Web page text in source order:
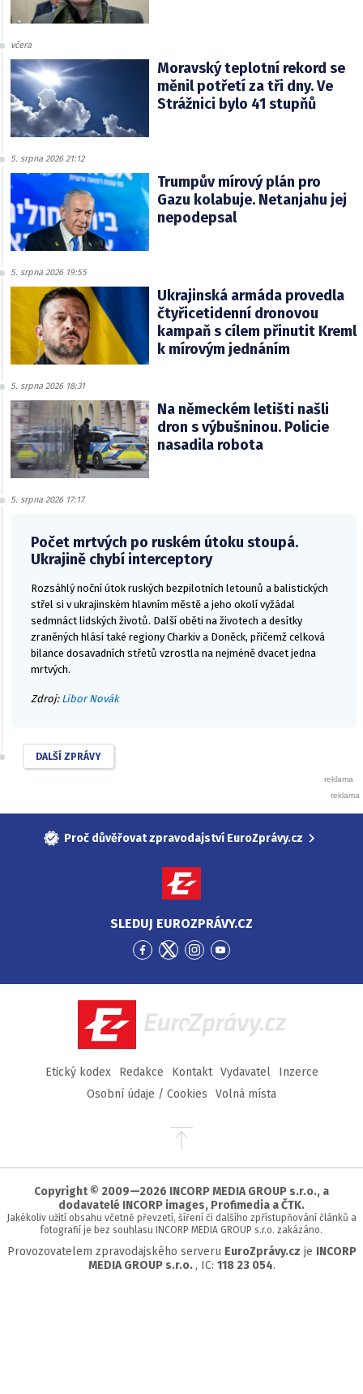
včera
Moravský teplotní rekord se
měnil potřetí za tři dny. Ve
Strážnici bylo 41 stupňů
5. srpna 2026 21:12
Trumpův mírový plán pro
Gazu kolabuje. Netanjahu jej
nepodepsal
5. srpna 2026 19:55
Ukrajinská armáda provedla
čtyřicetidenní dronovou
kampaň s cílem přinutit Kreml
k mírovým jednáním
5. srpna 2026 18:31
Na německém letišti našli
dron s výbušninou. Policie
nasadila robota
5. srpna 2026 17:17
Počet mrtvých po ruském útoku stoupá.
Ukrajině chybí interceptory
Rozsáhlý noční útok ruských bezpilotních letounů a balistických
střel si v ukrajinském hlavním městě a jeho okolí vyžádal
sedmnáct lidských životů. Další oběti na životech a desítky
zraněných hlásí také regiony Charkiv a Doněck, přičemž celková
bilance dosavadních střetů vzrostla na nejméně dvacet jedna
mrtvých.
Zdroj: Libor Novák
DALŠÍ ZPRÁVY
Proč důvěřovat zpravodajství EuroZprávy.cz
SLEDUJ EUROZPRÁVY.CZ
Přejít
Facebook
Přejít
Twitter
Přejít
Instagram
Přejít
YouTube
EuroZprávy.cz
Etický kodex Redakce Kontakt Vydavatel
Inzerce
Osobní údaje / Cookies
Volná místa
Přejít
stránky
Copyright © 2009—2026 INCORP MEDIA GROUP s.r.o., a
dodavatelé INCORP images, Profimedia a ČTK.
Jakékoliv užití obsahu včetně převzetí, šíření či dalšího zpřístupňování článků a
fotografií je bez souhlasu INCORP MEDIA GROUP s.r.o. zakázáno.
Provozovatelem zpravodajského serveru EuroZprávy.cz je INCORP
MEDIA GROUP s.r.o. , IC: 118 23 054.